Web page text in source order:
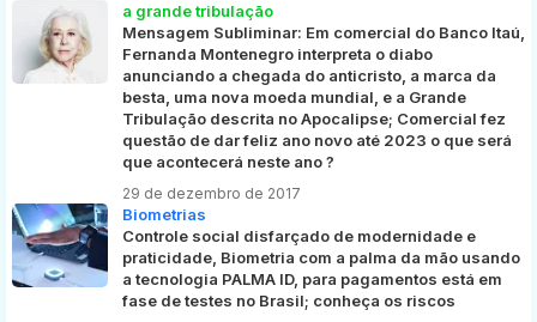
a grande tribulação
Mensagem Subliminar: Em comercial do Banco Itaú,
Fernanda Montenegro interpreta o diabo
anunciando a chegada do anticristo, a marca da
besta, uma nova moeda mundial, e a Grande
Tribulação descrita no Apocalipse; Comercial fez
questão de dar feliz ano novo até 2023 o que será
que acontecerá neste ano ?
29 de dezembro de 2017
Biometrias
Controle social disfarçado de modernidade e
praticidade, Biometria com a palma da mão usando
a tecnologia PALMA ID, para pagamentos está em
fase de testes no Brasil; conheça os riscos